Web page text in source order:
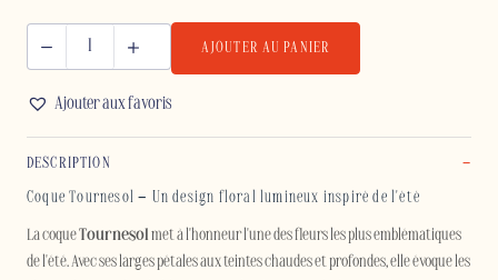
TOURNESOL
-
SAMSUNG
AJOUTER AU PANIER
Ajouter aux favoris
DESCRIPTION
Coque Tournesol – Un design floral lumineux inspiré de l'été
La coqueTournesol met à l'honneur l'une des fleurs les plus emblématiques
de l'été. Avec ses larges pétales aux teintes chaudes et profondes, elle évoque les